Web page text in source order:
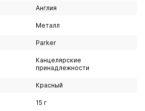
хром
шариковая Parker Jotter Core
а также сделать заказ в интернет-
курьером по Иркутску или
Англия
Металл
Parker
Канцелярские
принадлежности
Красный
15 г